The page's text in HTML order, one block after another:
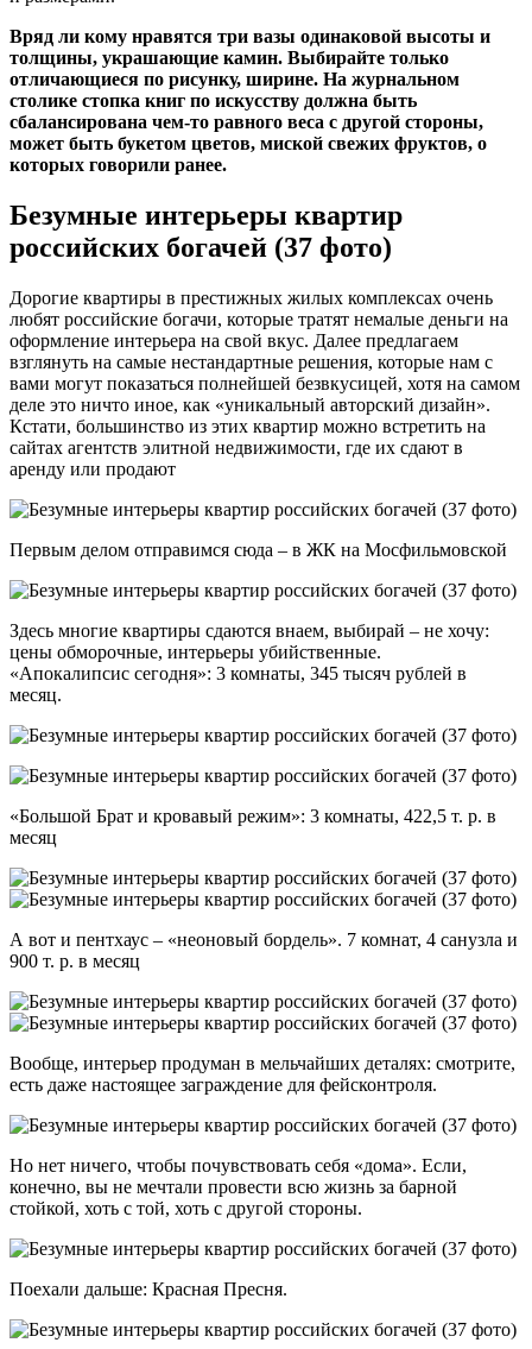
Вряд ли кому нравятся три вазы одинаковой высоты и
толщины, украшающие камин. Выбирайте только
отличающиеся по рисунку, ширине. На журнальном
столике стопка книг по искусству должна быть
сбалансирована чем-то равного веса с другой стороны,
может быть букетом цветов, миской свежих фруктов, о
которых говорили ранее.
Безумные интерьеры квартир
российских богачей (37 фото)
Дорогие квартиры в престижных жилых комплексах очень
любят российские богачи, которые тратят немалые деньги на
оформление интерьера на свой вкус. Далее предлагаем
взглянуть на самые нестандартные решения, которые нам с
вами могут показаться полнейшей безвкусицей, хотя на самом
деле это ничто иное, как «уникальный авторский дизайн».
Кстати, большинство из этих квартир можно встретить на
сайтах агентств элитной недвижимости, где их сдают в
аренду или продают
Первым делом отправимся сюда – в ЖК на Мосфильмовской
Здесь многие квартиры сдаются внаем, выбирай – не хочу:
цены обморочные, интерьеры убийственные.
«Апокалипсис сегодня»: 3 комнаты, 345 тысяч рублей в
месяц.
«Большой Брат и кровавый режим»: 3 комнаты, 422,5 т. р. в
месяц
А вот и пентхаус – «неоновый бордель». 7 комнат, 4 санузла и
900 т. р. в месяц
Вообще, интерьер продуман в мельчайших деталях: смотрите,
есть даже настоящее заграждение для фейсконтроля.
Но нет ничего, чтобы почувствовать себя «дома». Если,
конечно, вы не мечтали провести всю жизнь за барной
стойкой, хоть с той, хоть с другой стороны.
Поехали дальше: Красная Пресня.